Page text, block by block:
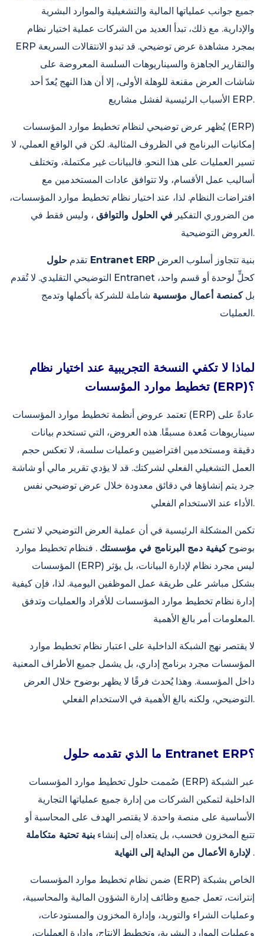
جميع جوانب عملياتها المالية والتشغيلية والموارد البشرية
والإدارية. مع ذلك، تبدأ العديد من الشركات عملية اختيار نظام
ERP بمجرد مشاهدة عرض توضيحي. قد تبدو الانتقالات السريعة
والتقارير الجاهزة والسيناريوهات السلسة المعروضة على
شاشات العرض مقنعة للوهلة الأولى، إلا أن هذا النهج يُعدّ أحد
الأسباب الرئيسية لفشل مشاريع ERP.
يُظهر عرض توضيحي لنظام تخطيط موارد المؤسسات (ERP)
إمكانيات البرنامج في الظروف المثالية. لكن في الواقع العملي، لا
تسير العمليات على هذا النحو. فالبيانات غير مكتملة، وتختلف
أساليب عمل الأقسام، ولا تتوافق عادات المستخدمين مع
افتراضات النظام. لذا، عند اختيار نظام تخطيط موارد المؤسسات،
من الضروري التفكير في الحلول والتوافق ، وليس فقط في
العروض التوضيحية.
تقدم حلول Entranet ERP
التوضيحي التقليدي. لا تُقدم Entranet كحلٍّ لوحدة أو قسم واحد،
بلكمنصة أعمال مؤسسية شاملة للشركة بأكملها وتدمج
العمليات.
لماذا لا تكفي النسخة التجريبية عند اختيار نظام
تخطيط موارد المؤسسات (ERP)؟
تعتمد عروض أنظمة تخطيط موارد المؤسسات (ERP) عادةً على
سيناريوهات مُعدة مسبقًا. هذه العروض، التي تستخدم بيانات
دقيقة ومستخدمين افتراضيين وعمليات سلسة، لا تعكس حجم
العمل التشغيلي الفعلي لشركتك. قد لا يؤدي تقرير مالي أو شاشة
جرد يتم إنشاؤها في دقائق معدودة خلال عرض توضيحي نفس
الأداء عند الاستخدام الفعلي.
تكمن المشكلة الرئيسية في أن عملية العرض التوضيحي لا تشرح
بوضوحكيفية دمج البرنامج في مؤسستك . فنظام تخطيط موارد
المؤسسات (ERP) ليس مجرد نظام لإدارة البيانات، بل يؤثر
بشكل مباشر على طريقة عمل الموظفين اليومية. لذا، فإن كيفية
إدارة نظام تخطيط موارد المؤسسات للأفراد والعمليات وتدفق
المعلومات أمر بالغ الأهمية.
لا يقتصر نهج الشبكة الداخلية على اعتبار نظام تخطيط موارد
المؤسسات مجرد برنامج إداري، بل يشمل جميع الأطراف المعنية
داخل المؤسسة. وهذا يُحدث فرقًا لا يظهر بوضوح خلال العرض
التوضيحي، ولكنه بالغ الأهمية في الاستخدام الفعلي.
ما الذي تقدمه حلول Entranet ERP؟
صُممت حلول تخطيط موارد المؤسسات (ERP) عبر الشبكة
الداخلية لتمكين الشركات من إدارة جميع عملياتها التجارية
الأساسية على منصة واحدة. لا يقتصر الهدف على المحاسبة أو
تتبع المخزون فحسب، بل يتعداه إلى إنشاء بنية تحتية متكاملة
لإدارة الأعمال من البداية إلى النهاية .
ضمن نظام تخطيط موارد المؤسسات (ERP) الخاص بشبكة
إنترانت، تعمل جميع وظائف إدارة الشؤون المالية والمحاسبية،
وعمليات الشراء والتوريد، وإدارة المخزون والمستودعات،
وعمليات الموارد البشرية، وتخطيط الإنتاج، وإدارة العمليات،